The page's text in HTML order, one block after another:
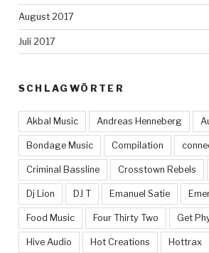
August 2017
Juli 2017
SCHLAGWÖRTER
Akbal Music Andreas Henneberg
Bondage Music Compilation
Criminal Bassline Crosstown Rebels
Dj Lion DJ T Emanuel Satie
Food Music Four Thirty Two Get
Hive Audio Hot Creations Hottrax